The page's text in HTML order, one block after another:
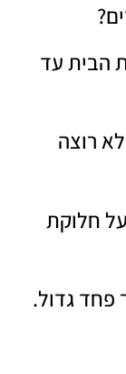
הבית עד
רוצה
חלוקת
פחד גדול.